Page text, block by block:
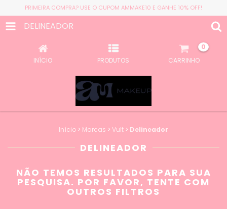
PRIMEIRA COMPRA? USE O CUPOM AMMAKE10 E GANHE 10% OFF!
DELINEADOR
INÍCIO PRODUTOS CARRINHO
0
Início > Marcas > Vult > Delineador
DELINEADOR
NÃO TEMOS RESULTADOS PARA SUA
PESQUISA. POR FAVOR, TENTE COM
OUTROS FILTROS